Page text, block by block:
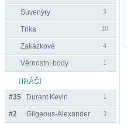
Suvenýry 3
Trika 10
Zakázkové 4
Věrnostní body 1
HRÁČI
#35
Durant Kevin 1
#2 Gilgeous-Alexander . 3